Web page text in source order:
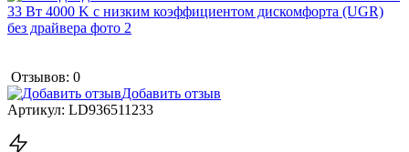
Отзывов: 0
Добавить отзыв
Артикул: LD936511233